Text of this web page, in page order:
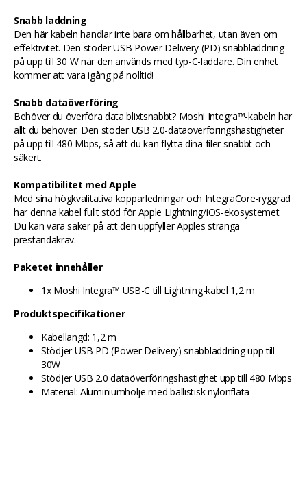
Snabb laddning
Den här kabeln handlar inte bara om hållbarhet, utan även om
effektivitet. Den stöder USB Power Delivery (PD) snabbladdning
på upp till 30 W när den används med typ-C-laddare. Din enhet
kommer att vara igång på nolltid!
Snabb dataöverföring
Behöver du överföra data blixtsnabbt? Moshi Integra™-kabeln har
allt du behöver. Den stöder USB 2.0-dataöverföringshastigheter
på upp till 480 Mbps, så att du kan flytta dina filer snabbt och
säkert.
Kompatibilitet med Apple
Med sina högkvalitativa kopparledningar och IntegraCore-ryggrad
har denna kabel fullt stöd för Apple Lightning/iOS-ekosystemet.
Du kan vara säker på att den uppfyller Apples stränga
prestandakrav.
Paketet innehåller
1x Moshi Integra™ USB-C till Lightning-kabel 1,2 m
Produktspecifikationer
Kabellängd: 1,2 m
Stödjer USB PD (Power Delivery) snabbladdning upp till
30W
Stödjer USB 2.0 dataöverföringshastighet upp till 480 Mbps
Material: Aluminiumhölje med ballistisk nylonfläta